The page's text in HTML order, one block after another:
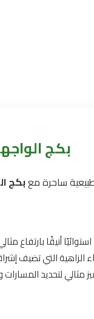
بكج
ساحرة معبكج
أنيقًا بارتفاع
الزاهية التي تضيف
مثالي لتحديد